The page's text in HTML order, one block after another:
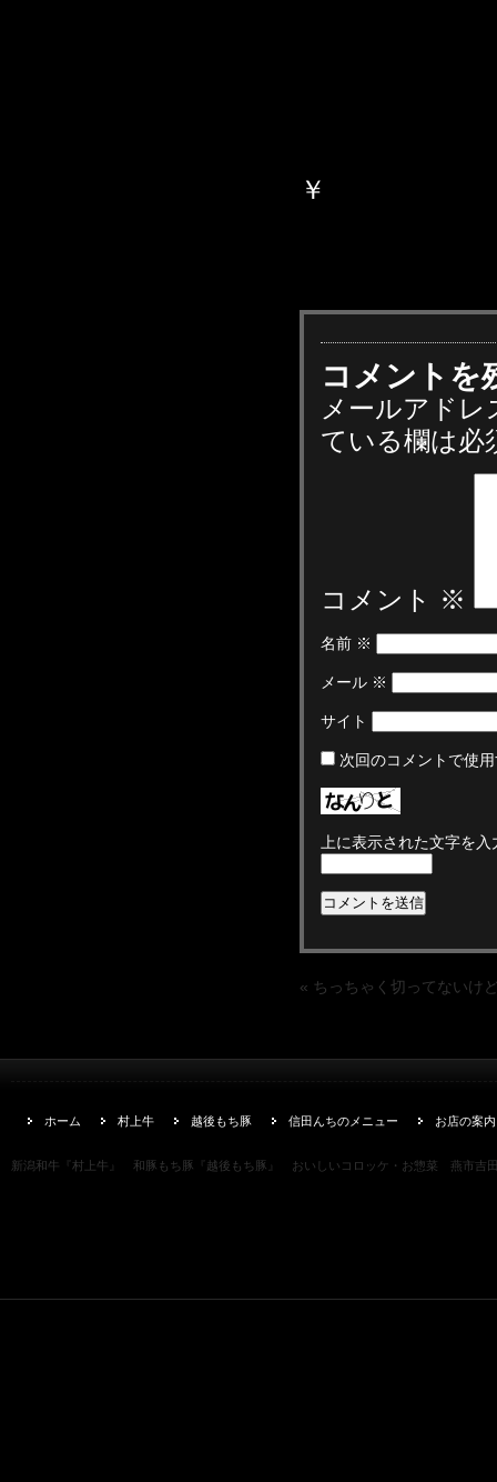
￥
コメントを
メールアド
ている欄は必
コメント ※
名前 ※
メール ※
サイト
次回のコメントで使
上に表示された文字を
« ちっちゃく切ってないけ
ホーム 村上牛 越後もち豚 信田んちのメニュー お店の案内
新潟和牛『村上牛』 和豚もち豚『越後もち豚』 おいしいコロッケ・お惣菜 燕市吉